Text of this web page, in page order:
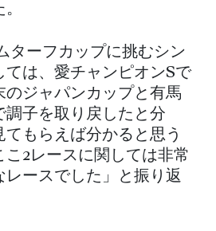
ターフカップに挑むシン
ては、愛チャンピオンSで
のジャパンカップと有馬
調子を取り戻したと分
もらえば分かると思う
こ2レースに関しては非常
レースでした」と振り返